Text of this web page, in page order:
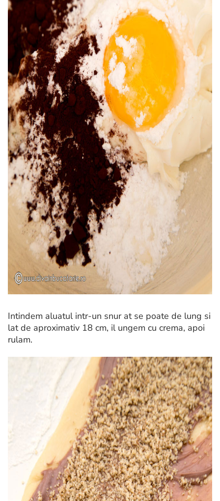
Intindem aluatul intr-un snur at se poate de lung si
lat de aproximativ 18 cm, il ungem cu crema, apoi
rulam.